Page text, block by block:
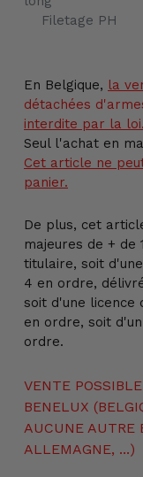
Filetage PH
En Belgique, la
détachées
interdite par la loi.
Seul l'achat en
Cet article ne
panier.
De plus, cet
majeures de +
titulaire, soit
4 en ordre,
soit d'une
en ordre, soit
ordre.
VENTE
BENELUX
AUCUNE AUTRE
ALLEMAGNE, ...)